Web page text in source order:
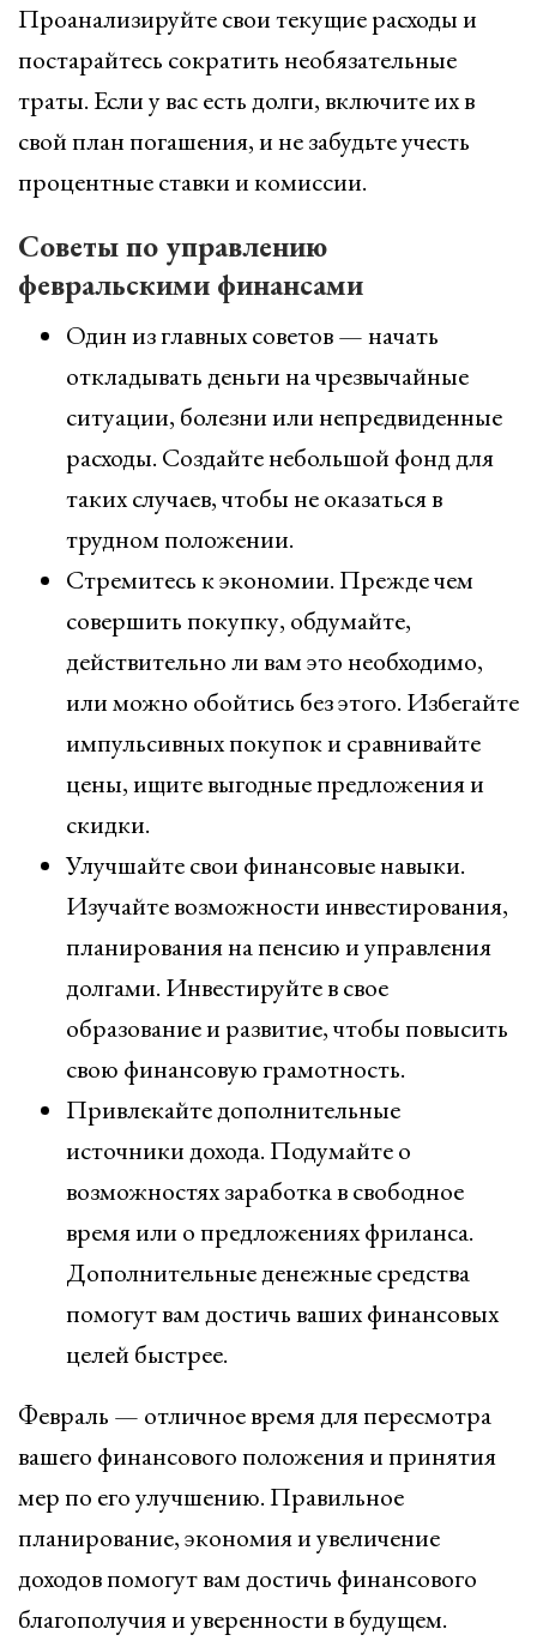
Проанализируйте свои текущие расходы и
постарайтесь сократить необязательные
траты. Если у вас есть долги, включите их в
свой план погашения, и не забудьте учесть
процентные ставки и комиссии.
Советы по управлению
февральскими финансами
Один из главных советов — начать
откладывать деньги на чрезвычайные
ситуации, болезни или непредвиденные
расходы. Создайте небольшой фонд для
таких случаев, чтобы не оказаться в
трудном положении.
Стремитесь к экономии. Прежде чем
совершить покупку, обдумайте,
действительно ли вам это необходимо,
или можно обойтись без этого. Избегайте
импульсивных покупок и сравнивайте
цены, ищите выгодные предложения и
скидки.
Улучшайте свои финансовые навыки.
Изучайте возможности инвестирования,
планирования на пенсию и управления
долгами. Инвестируйте в свое
образование и развитие, чтобы повысить
свою финансовую грамотность.
Привлекайте дополнительные
источники дохода. Подумайте о
возможностях заработка в свободное
время или о предложениях фриланса.
Дополнительные денежные средства
помогут вам достичь ваших финансовых
целей быстрее.
Февраль — отличное время для пересмотра
вашего финансового положения и принятия
мер по его улучшению. Правильное
планирование, экономия и увеличение
доходов помогут вам достичь финансового
благополучия и уверенности в будущем.